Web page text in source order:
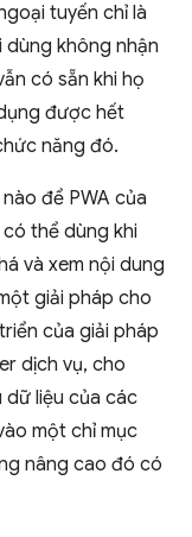
tuyến chỉ là
dùng không nhận
có sẵn khi họ
được hết
năng đó.
để PWA của
thể dùng khi
và xem nội dung
giải pháp cho
của giải pháp
dịch vụ, cho
dữ liệu của các
một chỉ mục
nâng cao đó có